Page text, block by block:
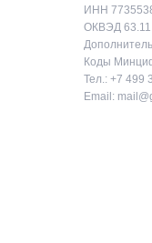
ИНН
ОКВЭД
Коды
Тел.: +7 499
Email: